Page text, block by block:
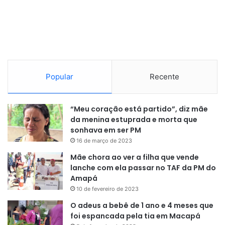
classificação de facções criminosas como organizações
terroristas, o petista entregou a Trump um documento com
argumentos para evitar a medida.
A ideia está em análise pela Casa Branca, mas o governo
Lula rechaça por temer risco de interferências externas.
O governo insiste em uma proposta de colaboração entre
os países para avançar na cooperação contra o crime
organizado transnacional, em especial, o tráfico de armas
e de drogas. O ministro da Fazenda, Dario Durigan,
mencionou a expectativa que sejam realizadas novas
Popular Recente
“Meu coração está partido”, diz mãe
da menina estuprada e morta que
sonhava em ser PM
16 de março de 2023
Mãe chora ao ver a filha que vende
lanche com ela passar no TAF da PM do
Amapá
10 de fevereiro de 2023
O adeus a bebê de 1 ano e 4 meses que
foi espancada pela tia em Macapá